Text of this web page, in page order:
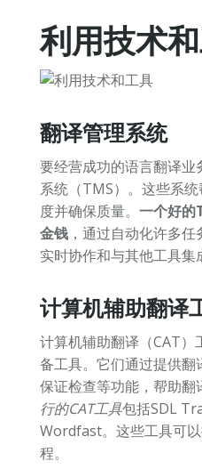
利用技术
翻译管理系统
要经营成功的语言翻译
系统（TMS）。这些系
度并确保质量。 一个好的
金钱，通过自动化许多任
实时协作和与其他工具集
计算机辅助翻译
计算机辅助翻译（CAT
备工具。它们通过提供
保证检查等功能，帮助翻
行的CAT工具包括SDL
Wordfast。这些工具可
程。